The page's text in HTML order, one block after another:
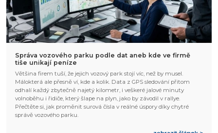
Správa vozového parku podle dat aneb kde ve firmě
tiše unikají peníze
Většina firem tuší, že jejich vozový park stojí víc, než by musel.
Málokterá ale přesně ví, kde a kolik. Data z GPS sledování přitom
odhalí každý zbytečně najetý kilometr, i veškeré jalové minuty
volnoběhu i řidiče, který šlape na plyn, jako by závodil v rallye.
Přečtěte si, jak proměnit surová čísla v reálné úspory díky chytré
správě vozového parku.